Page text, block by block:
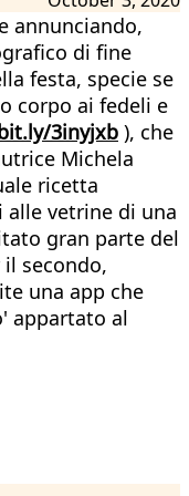
annunciando,
di fine
festa, specie se
corpo ai fedeli e
3inyjxb ), che
Michela
ricetta
alle vetrine di una
gran parte del
secondo,
una app che
appartato al